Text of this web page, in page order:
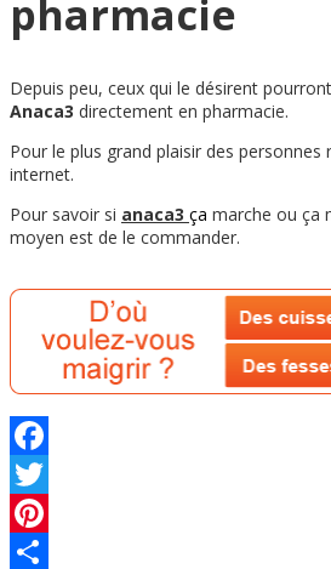
pharmacie
Depuis peu, ceux qui le désirent
Anaca3 directement en pharmacie.
Pour le plus grand plaisir des
internet.
Pour savoir si anaca3 ça marche ou ça
moyen est de le commander.
Facebook
Twitter
Pinterest